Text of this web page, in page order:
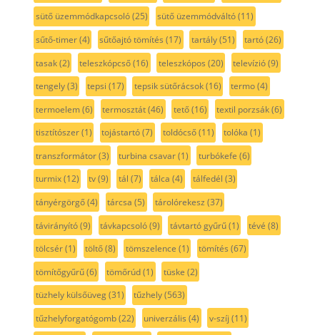
sütő üzemmódkapcsoló(25) sütő üzemmódváltó(11)
sűtő-timer(4) sűtőajtó tömítés (17) tartály(51) tartó(26)
tasak(2) teleszkópcső(16) teleszkópos (20) televízió(9)
tengely(3) tepsi (17) tepsik sütőrácsok(16) termo(4)
termoelem(6) termosztát(46) tető(16) textil porzsák(6)
tisztítószer(1) tojástartó(7) toldócső(11) tolóka (1)
transzformátor(3) turbina csavar(1) turbókefe (6)
turmix(12) tv(9) tál (7) tálca (4) tálfedél (3)
tányérgörgő(4) tárcsa (5) tárolórekesz (37)
távirányító(9) távkapcsoló(9) távtartó gyűrű(1) tévé (8)
tölcsér(1) töltő(8) tömszelence (1) tömítés (67)
tömítőgyűrű(6) tömőrúd(1) tüske (2)
tüzhely külsőüveg(31) tűzhely(563)
tűzhelyforgatógomb(22) univerzális (4) v-szíj (11)